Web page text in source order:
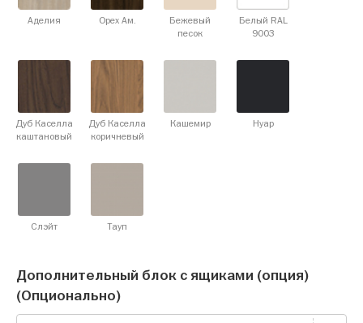
Аделия Орех Ам.
Бежевый
песок
Белый RAL
9003
Дуб Каселла
каштановый
Дуб Каселла
коричневый
Кашемир Нуар
Слэйт Тауп
Дополнительный блок с ящиками (опция)
(Опционально)